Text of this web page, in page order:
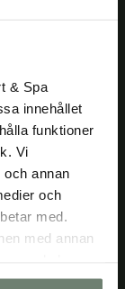
& Spa
innehållet
funktioner
Vi
annan
och
med.
med annan
Slow kl. 08.00
kl. 09.00.